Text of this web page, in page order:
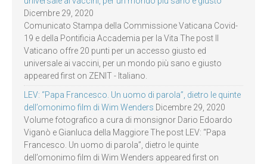
Dicembre 29, 2020
Comunicato Stampa della Commissione Vaticana Covid-
19 e della Pontificia Accademia per la Vita The post Il
Vaticano offre 20 punti per un accesso giusto ed
universale ai vaccini, per un mondo più sano e giusto
appeared first on ZENIT - Italiano.
LEV: “Papa Francesco. Un uomo di parola”, dietro le quinte
dell’omonimo film di Wim Wenders Dicembre 29, 2020
Volume fotografico a cura di monsignor Dario Edoardo
Viganò e Gianluca della Maggiore The post LEV: “Papa
Francesco. Un uomo di parola”, dietro le quinte
dell’omonimo film di Wim Wenders appeared first on